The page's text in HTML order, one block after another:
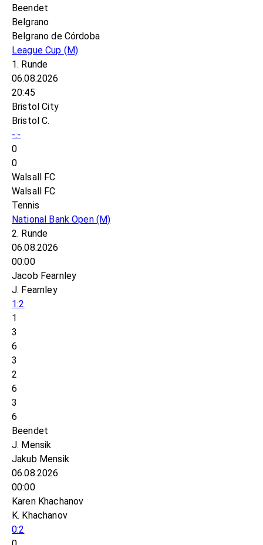
Beendet
Belgrano
Belgrano de Córdoba
League Cup (M)
1. Runde
06.08.2026
20:45
Bristol City
Bristol C.
-:-
0
0
Walsall FC
Walsall FC
Tennis
National Bank Open (M)
2. Runde
06.08.2026
00:00
Jacob Fearnley
J. Fearnley
1:2
1
3
6
3
2
6
3
6
Beendet
J. Mensik
Jakub Mensik
06.08.2026
00:00
Karen Khachanov
K. Khachanov
0:2